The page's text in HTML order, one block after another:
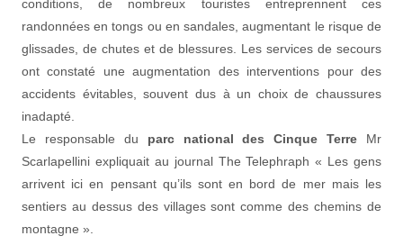
conditions, de nombreux touristes entreprennent ces
randonnées en tongs ou en sandales, augmentant le risque de
glissades, de chutes et de blessures. Les services de secours
ont constaté une augmentation des interventions pour des
accidents évitables, souvent dus à un choix de chaussures
inadapté.
Le responsable du parc national des Cinque Terre Mr
Scarlapellini expliquait au journal The Telephraph « Les gens
arrivent ici en pensant qu’ils sont en bord de mer mais les
sentiers au dessus des villages sont comme des chemins de
montagne ».